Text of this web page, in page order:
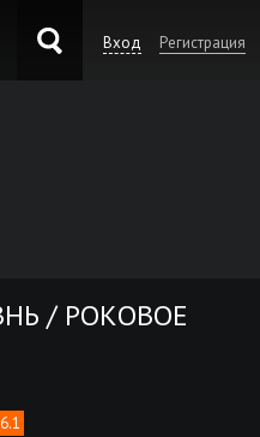
Вход Регистрация
/ РОКОВОЕ